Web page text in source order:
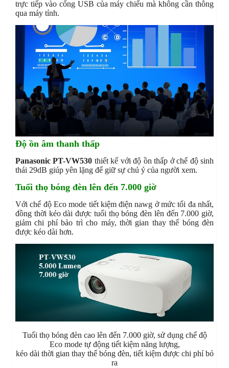
trực tiếp vào cổng USB của máy chiếu mà không cần thông
qua máy tính.
Độ ồn âm thanh thấp
Panasonic PT-VW530 thiết kế với độ ồn thấp ở chế độ sinh
thái 29dB giúp yên lặng để giữ sự chú ý của người xem.
Tuổi thọ bóng đèn lên đến 7.000 giờ
Với chế độ Eco mode tiết kiệm điện nawg ở mức tối đa nhất,
đồng thời kéo dài được tuổi thọ bóng đèn lên đến 7.000 giờ,
giảm chi phí bảo trì cho máy, thời gian thay thế bóng đèn
được kéo dài hơn.
Tuổi thọ bóng đèn cao lên đến 7.000 giờ, sử dụng chế độ
Eco mode tự động tiết kiệm năng lượng,
kéo dài thời gian thay thế bóng đèn, tiết kiệm được chi phí bỏ
ra